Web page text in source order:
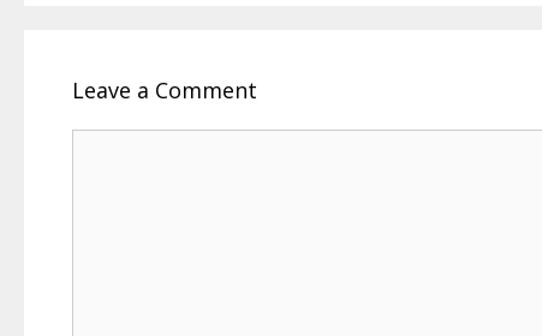
Leave a Comment